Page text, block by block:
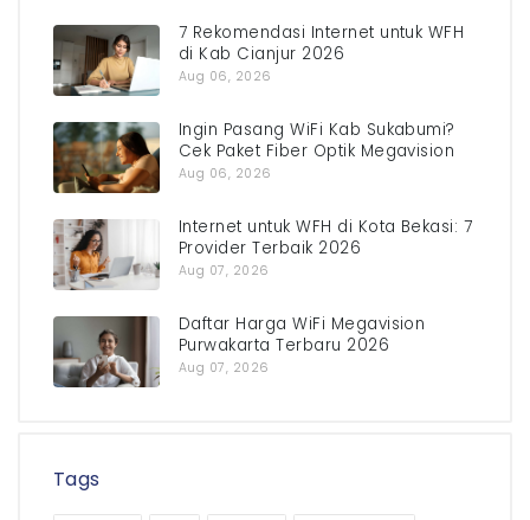
7 Rekomendasi Internet untuk WFH
di Kab Cianjur 2026
Aug 06, 2026
Ingin Pasang WiFi Kab Sukabumi?
Cek Paket Fiber Optik Megavision
Aug 06, 2026
Internet untuk WFH di Kota Bekasi: 7
Provider Terbaik 2026
Aug 07, 2026
Daftar Harga WiFi Megavision
Purwakarta Terbaru 2026
Aug 07, 2026
Tags